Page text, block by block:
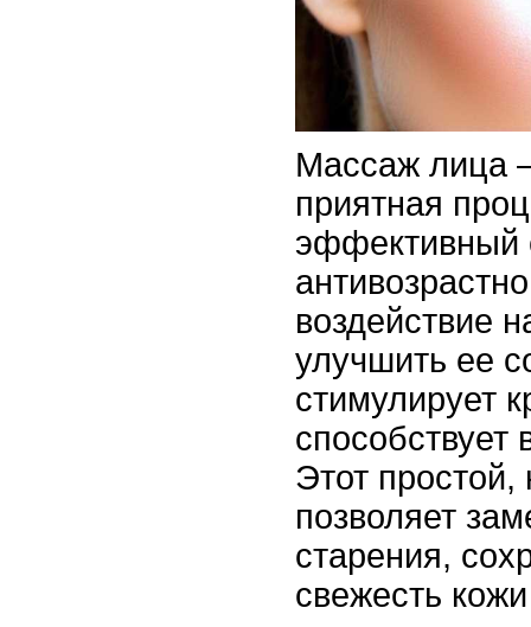
Массаж лица
приятная
эффективный
воздействие
улучшить ее
стимулирует
способствует
Этот
позволяет
старения,
свежесть